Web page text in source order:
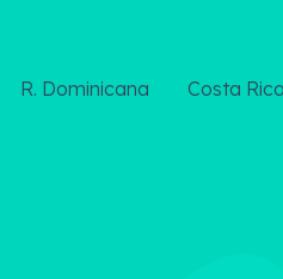
R. Dominicana Costa Rica